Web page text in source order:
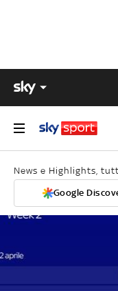
News e Highlights,
Google